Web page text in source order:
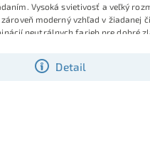
Detail
Vysoká svietivosť a veľký
moderný vzhľad v žiadanej
neutrálnych farieb pre dobré